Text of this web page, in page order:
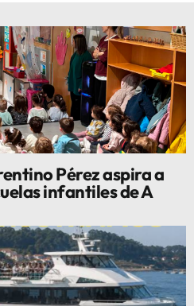
Pérez aspira a
infantiles de A